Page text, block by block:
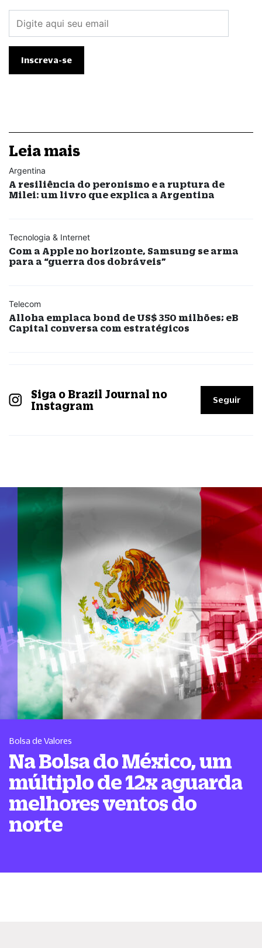
Leia mais
Argentina
A resiliência do peronismo e a ruptura de
Milei: um livro que explica a Argentina
Tecnologia & Internet
Com a Apple no horizonte, Samsung se arma
para a “guerra dos dobráveis”
Telecom
Alloha emplaca bond de US$ 350 milhões; eB
Capital conversa com estratégicos
Siga o Brazil Journal no
Instagram
Seguir
Bolsa de Valores
Na Bolsa do México, um
múltiplo de 12x aguarda
melhores ventos do
norte